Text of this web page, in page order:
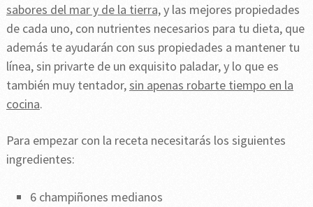
sabores del mar y de la tierra,y las mejores propiedades
de cada uno, con nutrientes necesarios para tu dieta, que
además te ayudarán con sus propiedades a mantener tu
línea, sin privarte de un exquisito paladar, y lo que es
también muy tentador,sin apenas robarte tiempo en la
cocina.
Para empezar con la receta necesitarás los siguientes
ingredientes:
6 champiñones medianos